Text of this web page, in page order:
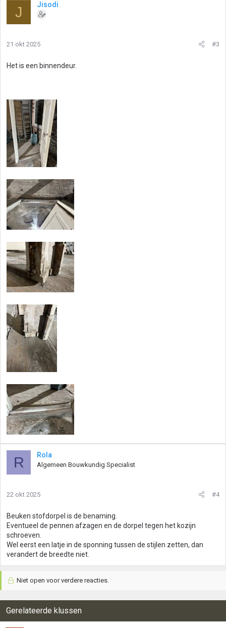
J Jisodi
21 okt 2025 #3
Het is een binnendeur.
R Rola
Algemeen Bouwkundig Specialist
22 okt 2025 #4
Beuken stofdorpel is de benaming.
Eventueel de pennen afzagen en de dorpel tegen het kozijn
schroeven.
Wel eerst een latje in de sponning tussen de stijlen zetten, dan
verandert de breedte niet.
Niet open voor verdere reacties.
Gerelateerde klussen